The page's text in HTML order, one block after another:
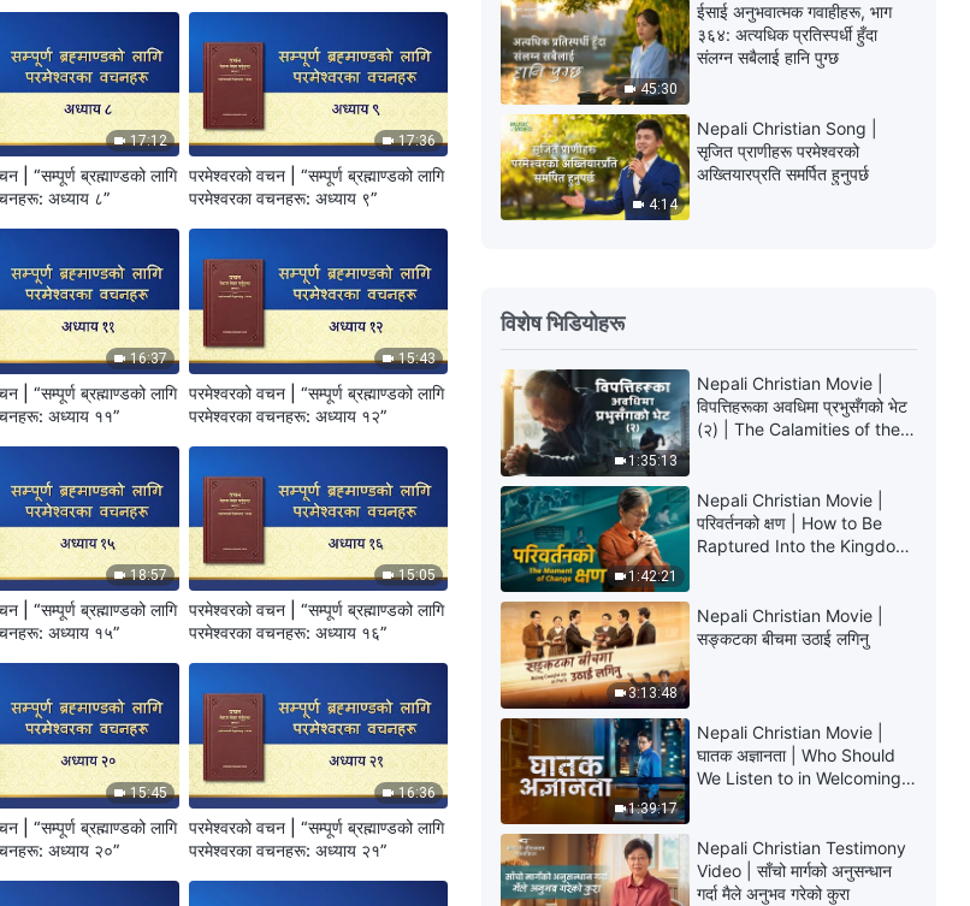
17:12
| “सम्पूर्ण ब्रह्माण्डको लागि
अध्याय ८”
17:36
परमेश्‍वरको वचन | “सम्पूर्ण ब्रह्माण्डको लागि
परमेश्‍वरका वचनहरू: अध्याय ९”
16:37
| “सम्पूर्ण ब्रह्माण्डको लागि
अध्याय ११”
15:43
परमेश्‍वरको वचन | “सम्पूर्ण ब्रह्माण्डको लागि
परमेश्‍वरका वचनहरू: अध्याय १२”
18:57
| “सम्पूर्ण ब्रह्माण्डको लागि
अध्याय १५”
15:05
परमेश्‍वरको वचन | “सम्पूर्ण ब्रह्माण्डको लागि
परमेश्‍वरका वचनहरू: अध्याय १६”
15:45
| “सम्पूर्ण ब्रह्माण्डको लागि
अध्याय २०”
16:36
परमेश्‍वरको वचन | “सम्पूर्ण ब्रह्माण्डको लागि
परमेश्‍वरका वचनहरू: अध्याय २१”
45:30
ईसाई अनुभवात्मक गवाहीहरू, भाग
३६४: अत्यधिक प्रतिस्पर्धी हुँदा
संलग्न सबैलाई हानि पुग्छ
4:14
Nepali Christian Song |
सृजित प्राणीहरू परमेश्‍वरको
अख्तियारप्रति समर्पित हुनुपर्छ
विशेष भिडियोहरू
1:35:13
Nepali Christian Movie |
विपत्तिहरूका अवधिमा प्रभुसँगको भेट
(२) | The Calamities of the
God?
1:42:21
Nepali Christian Movie |
परिवर्तनको क्षण | How to Be
Raptured Into the Kingdom
3:13:48
Nepali Christian Movie |
सङ्कटका बीचमा उठाई लगिनु
1:39:17
Nepali Christian Movie |
घातक अज्ञानता | Who Should
We Listen to in Welcoming
Nepali Christian Testimony
Video | साँचो मार्गको अनुसन्धान
गर्दा मैले अनुभव गरेको कुरा